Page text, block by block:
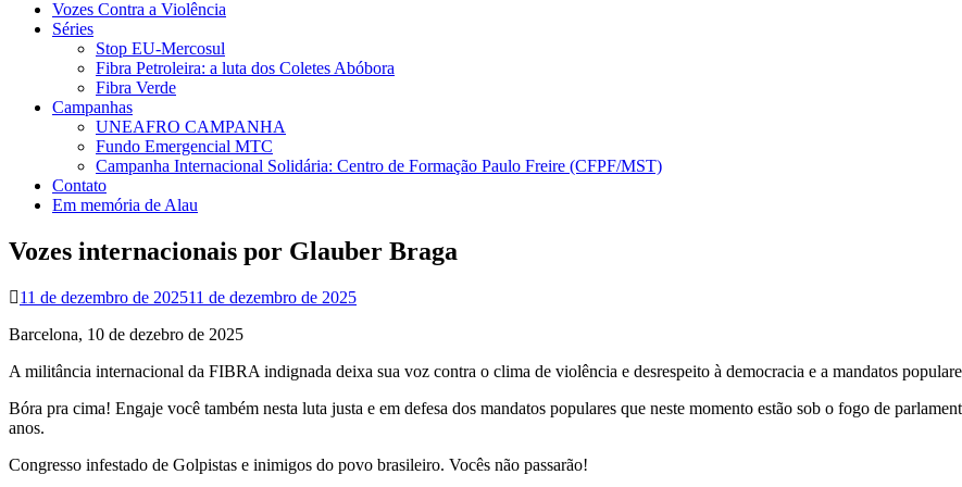
Vozes Contra a Violência
Séries
Stop EU-Mercosul
Fibra Petroleira: a luta dos Coletes Abóbora
Fibra Verde
Campanhas
UNEAFRO CAMPANHA
Fundo Emergencial MTC
Campanha Internacional Solidária: Centro de Formação Paulo Freire (CFPF/MST)
Contato
Em memória de Alau
Vozes internacionais por Glauber Braga
11 de dezembro de 202511 de dezembro de 2025
Barcelona, 10 de dezebro de 2025
A militância internacional da FIBRA indignada deixa sua voz contra o clima de violência e desrespeito à democracia e a mandatos
Bóra pra cima! Engaje você também nesta luta justa e em defesa dos mandatos populares que neste momento estão sob o fogo de
anos.
Congresso infestado de Golpistas e inimigos do povo brasileiro. Vocês não passarão!